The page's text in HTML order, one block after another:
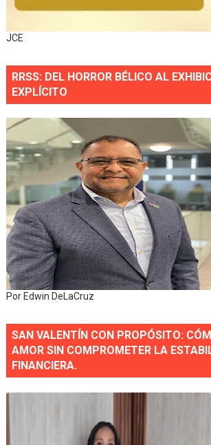
JCE
RRSS: DEL HORROR BÉLICO AL
EXPLÍCITO
Por Edwin DeLaCruz
SAN VALENTÍN CON PROPÓSITO:
AMOR SIN COMPROMETER LA
FINANCIERA.